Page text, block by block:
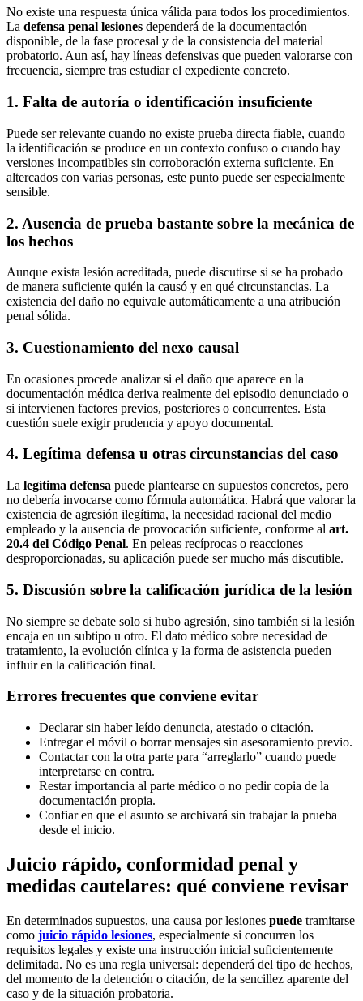
No existe una respuesta única válida para todos los procedimientos.
La defensa penal lesiones dependerá de la documentación
disponible, de la fase procesal y de la consistencia del material
probatorio. Aun así, hay líneas defensivas que pueden valorarse con
frecuencia, siempre tras estudiar el expediente concreto.
1. Falta de autoría o identificación insuficiente
Puede ser relevante cuando no existe prueba directa fiable, cuando
la identificación se produce en un contexto confuso o cuando hay
versiones incompatibles sin corroboración externa suficiente. En
altercados con varias personas, este punto puede ser especialmente
sensible.
2. Ausencia de prueba bastante sobre la mecánica de
los hechos
Aunque exista lesión acreditada, puede discutirse si se ha probado
de manera suficiente quién la causó y en qué circunstancias. La
existencia del daño no equivale automáticamente a una atribución
penal sólida.
3. Cuestionamiento del nexo causal
En ocasiones procede analizar si el daño que aparece en la
documentación médica deriva realmente del episodio denunciado o
si intervienen factores previos, posteriores o concurrentes. Esta
cuestión suele exigir prudencia y apoyo documental.
4. Legítima defensa u otras circunstancias del caso
La legítima defensa puede plantearse en supuestos concretos, pero
no debería invocarse como fórmula automática. Habrá que valorar la
existencia de agresión ilegítima, la necesidad racional del medio
empleado y la ausencia de provocación suficiente, conforme al art.
20.4 del Código Penal. En peleas recíprocas o reacciones
desproporcionadas, su aplicación puede ser mucho más discutible.
5. Discusión sobre la calificación jurídica de la lesión
No siempre se debate solo si hubo agresión, sino también si la lesión
encaja en un subtipo u otro. El dato médico sobre necesidad de
tratamiento, la evolución clínica y la forma de asistencia pueden
influir en la calificación final.
Errores frecuentes que conviene evitar
Declarar sin haber leído denuncia, atestado o citación.
Entregar el móvil o borrar mensajes sin asesoramiento previo.
Contactar con la otra parte para “arreglarlo” cuando puede
interpretarse en contra.
Restar importancia al parte médico o no pedir copia de la
documentación propia.
Confiar en que el asunto se archivará sin trabajar la prueba
desde el inicio.
Juicio rápido, conformidad penal y
medidas cautelares: qué conviene revisar
En determinados supuestos, una causa por lesiones puede tramitarse
como juicio rápido lesiones, especialmente si concurren los
requisitos legales y existe una instrucción inicial suficientemente
delimitada. No es una regla universal: dependerá del tipo de hechos,
del momento de la detención o citación, de la sencillez aparente del
caso y de la situación probatoria.